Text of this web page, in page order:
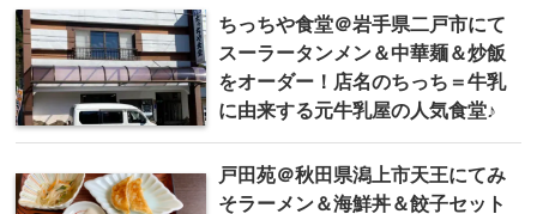
ちっちや食堂＠岩手県二戸市にて
スーラータンメン＆中華麺＆炒飯
をオーダー！店名のちっち＝牛乳
に由来する元牛乳屋の人気食堂♪
戸田苑＠秋田県潟上市天王にてみ
そラーメン＆海鮮丼＆餃子セット